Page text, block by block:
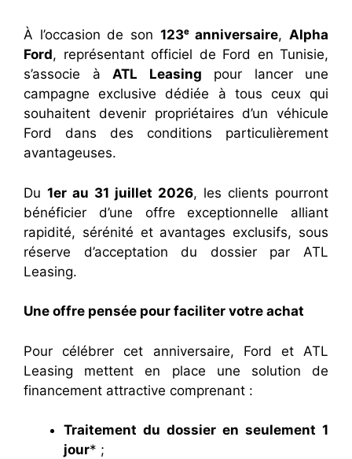
À l’occasion de son 123ᵉ anniversaire,Alpha
Ford, représentant officiel de Ford en Tunisie,
s’associe à ATL Leasing pour lancer une
campagne exclusive dédiée à tous ceux qui
souhaitent devenir propriétaires d’un véhicule
Ford dans des conditions particulièrement
avantageuses.
Du 1er au 31 juillet 2026, les clients pourront
bénéficier d’une offre exceptionnelle alliant
rapidité, sérénité et avantages exclusifs, sous
réserve d’acceptation du dossier par ATL
Leasing.
Une offre pensée pour faciliter votre achat
Pour célébrer cet anniversaire, Ford et ATL
Leasing mettent en place une solution de
financement attractive comprenant :
Traitement du dossier en seulement 1
jour* ;